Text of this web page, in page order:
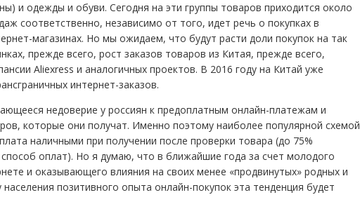
и одежды и обуви. Сегодня на эти группы товаров приходится около
соответственно, независимо от того, идет речь о покупках в
магазинах. Но мы ожидаем, что будут расти доли покупок на так
прежде всего, рост заказов товаров из Китая, прежде всего,
Aliexress и аналогичных проектов. В 2016 году на Китай уже
интернет-заказов.
недоверие у россиян к предоплатным онлайн-платежам и
которые они получат. Именно поэтому наиболее популярной схемой
наличными при получении после проверки товара (до 75%
оплат). Но я думаю, что в ближайшие года за счет молодого
и оказывающего влияния на своих менее «продвинутых» родных и
позитивного опыта онлайн-покупок эта тенденция будет